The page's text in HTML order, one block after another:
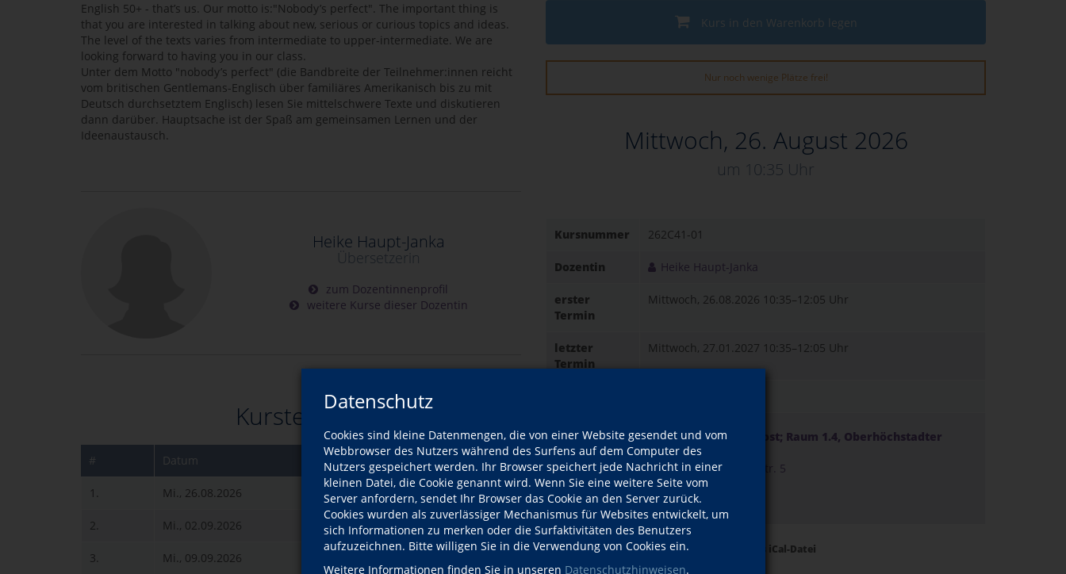
Datenschutz
Cookies sind kleine Datenmengen, die von einer Website gesendet und vom
Webbrowser des Nutzers während des Surfens auf dem Computer des
Nutzers gespeichert werden. Ihr Browser speichert jede Nachricht in einer
kleinen Datei, die Cookie genannt wird. Wenn Sie eine weitere Seite vom
Server anfordern, sendet Ihr Browser das Cookie an den Server zurück.
Cookies wurden als zuverlässiger Mechanismus für Websites entwickelt, um
sich Informationen zu merken oder die Surfaktivitäten des Benutzers
aufzuzeichnen. Bitte willigen Sie in die Verwendung von Cookies ein.
Weitere Informationen finden Sie in unseren Datenschutzhinweisen.
Kurs in den Warenkorb legen
Nur noch wenige Plätze frei!
Mittwoch, 26. August 2026
um 10:35 Uhr
Kursnummer 262C41-01
Dozentin Heike Haupt-Janka
erster
Termin
Mittwoch, 26.08.2026 10:35–12:05 Uhr
letzter
Termin
Mittwoch, 27.01.2027 10:35–12:05 Uhr
Ort
Oberursel; Alte Post; Raum 1.4, Oberhöchstadter
Straße 5
Oberhöchstadter Str. 5
61440 Oberursel
Raum 1.4
Kursdetails drucken Termine als iCal-Datei
English 50+ - that’s us. Our motto is:"Nobody’s perfect". The important thing is
that you are interested in talking about new, serious or curious topics and ideas.
The level of the texts varies from intermediate to upper-intermediate. We are
looking forward to having you in our class.
Unter dem Motto "nobody’s perfect" (die Bandbreite der Teilnehmer:innen reicht
vom britischen Gentlemans-Englisch über familiäres Amerikanisch bis zu mit
Deutsch durchsetztem Englisch) lesen Sie mittelschwere Texte und diskutieren
dann darüber. Hauptsache ist der Spaß am gemeinsamen Lernen und der
Ideenaustausch.
Heike Haupt-Janka
Übersetzerin
zum Dozentinnenprofil
weitere Kurse dieser Dozentin
Kurstermine
# Datum Uhrzeit
1. Mi., 26.08.2026 10:35–12:05 Uhr
2. Mi., 02.09.2026 10:35–12:05 Uhr
3. Mi., 09.09.2026